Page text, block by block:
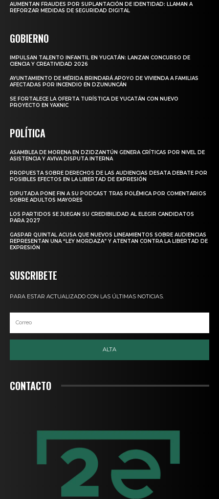
AUMENTAN FRAUDES POR SUPLANTACIÓN DE IDENTIDAD: LLAMAN A
REFORZAR MEDIDAS DE SEGURIDAD DIGITAL
GOBIERNO
IMPULSAN TALENTO INFANTIL EN YUCATÁN: LANZAN CONCURSO DE
CIENCIA Y CREATIVIDAD 2026
AYUNTAMIENTO DE MÉRIDA BRINDARÁ APOYO DE VIVIENDA A FAMILIAS
AFECTADAS POR INCENDIO EN DZUNUNCÁN
SE FORTALECE LA OFERTA TURÍSTICA DE YUCATÁN CON NUEVO
PROYECTO EN YAXNIC
POLÍTICA
ASAMBLEA DE MORENA EN DZIDZANTÚN GENERA CRÍTICAS POR NIVEL DE
ASISTENCIA Y AVIVA DISPUTA INTERNA
PROPUESTA SOBRE DERECHOS DE LAS AUDIENCIAS DESATA DEBATE POR
POSIBLES EFECTOS EN LA LIBERTAD DE EXPRESIÓN
DIPUTADA PONE FIN A SU PODCAST TRAS POLÉMICA POR COMENTARIOS
SOBRE ADULTOS MAYORES
LOS PARTIDOS SE JUEGAN SU CREDIBILIDAD AL ELEGIR CANDIDATOS
PARA 2027
GASPAR QUINTAL ACUSA QUE NUEVOS LINEAMIENTOS SOBRE AUDIENCIAS
REPRESENTAN UNA “LEY MORDAZA” Y ATENTAN CONTRA LA LIBERTAD DE
EXPRESIÓN
SUSCRIBETE
PARA ESTAR ACTUALIZADO CON LAS ÚLTIMAS NOTICIAS.
ALTA
CONTACTO